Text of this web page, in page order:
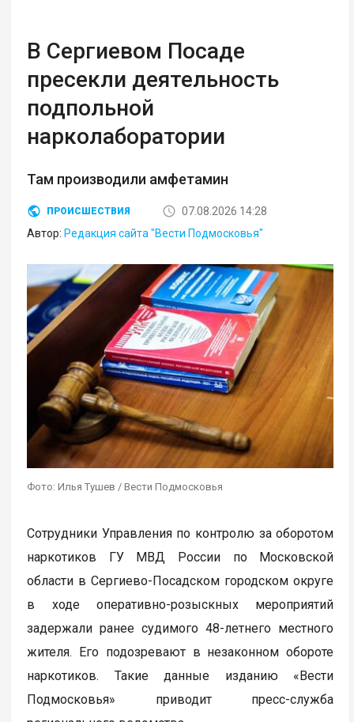
В Сергиевом Посаде
пресекли деятельность
подпольной
нарколаборатории
Там производили амфетамин
ПРОИСШЕСТВИЯ
07.08.2026 14:28
Автор: Редакция сайта "Вести Подмосковья"
Фото: Илья Тушев / Вести Подмосковья
Сотрудники Управления по контролю за оборотом
наркотиков ГУ МВД России по Московской
области в Сергиево-Посадском городском округе
в ходе оперативно-розыскных мероприятий
задержали ранее судимого 48-летнего местного
жителя. Его подозревают в незаконном обороте
наркотиков. Такие данные изданию «Вести
Подмосковья» приводит пресс-служба